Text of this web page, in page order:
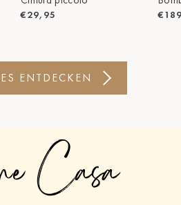
€29,95
ENTDECKEN
Casa